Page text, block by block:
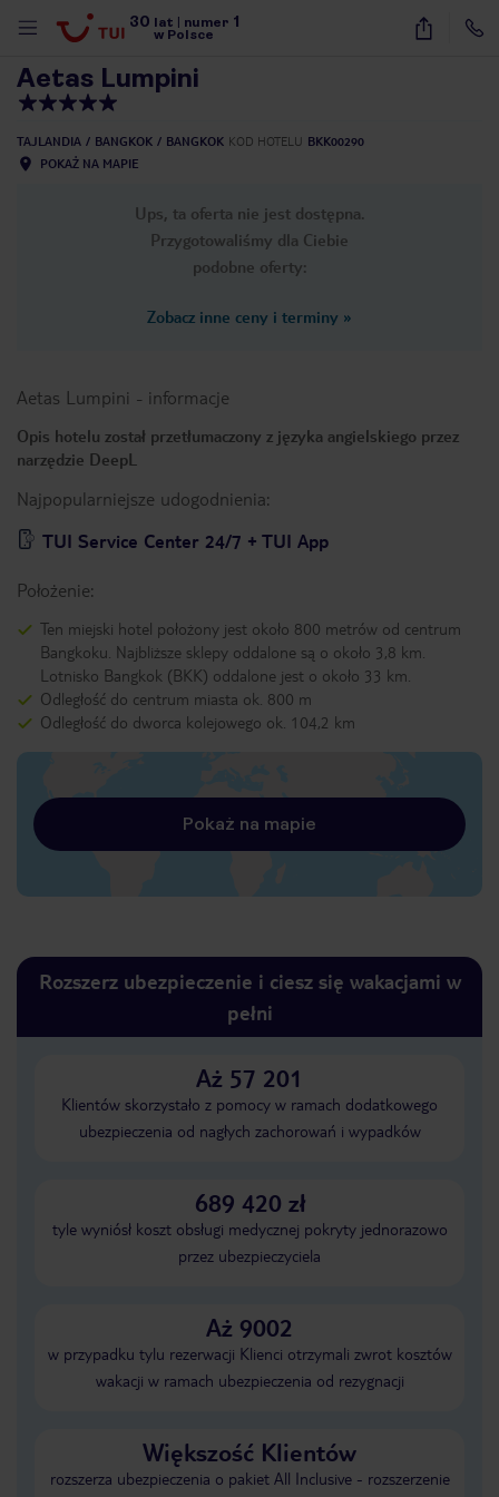
30 lat numer 1
w Polsce
59
Aetas Lumpini
TAJLANDIA BANGKOK BANGKOK KOD HOTELU BKK00290
POKAŻ NA MAPIE
Ups, ta oferta nie jest dostępna.
Przygotowaliśmy dla Ciebie
podobne oferty:
Zobacz inne ceny i terminy »
Aetas Lumpini - informacje
Opis hotelu został przetłumaczony z języka angielskiego przez
narzędzie DeepL
Najpopularniejsze udogodnienia:
TUI Service Center 24/7 + TUI App
Położenie:
Ten miejski hotel położony jest około 800 metrów od centrum
Bangkoku. Najbliższe sklepy oddalone są o około 3,8 km.
Lotnisko Bangkok (BKK) oddalone jest o około 33 km.
Odległość do centrum miasta ok. 800 m
Odległość do dworca kolejowego ok. 104,2 km
Pokaż na mapie
Rozszerz ubezpieczenie i ciesz się wakacjami w
pełni
Aż 57 201
Klientów skorzystało z pomocy w ramach dodatkowego
ubezpieczenia od nagłych zachorowań i wypadków
689 420 zł
tyle wyniósł koszt obsługi medycznej pokryty jednorazowo
przez ubezpieczyciela
Aż 9002
w przypadku tylu rezerwacji Klienci otrzymali zwrot kosztów
wakacji w ramach ubezpieczenia od rezygnacji
Większość Klientów
rozszerza ubezpieczenia o pakiet All Inclusive - rozszerzenie